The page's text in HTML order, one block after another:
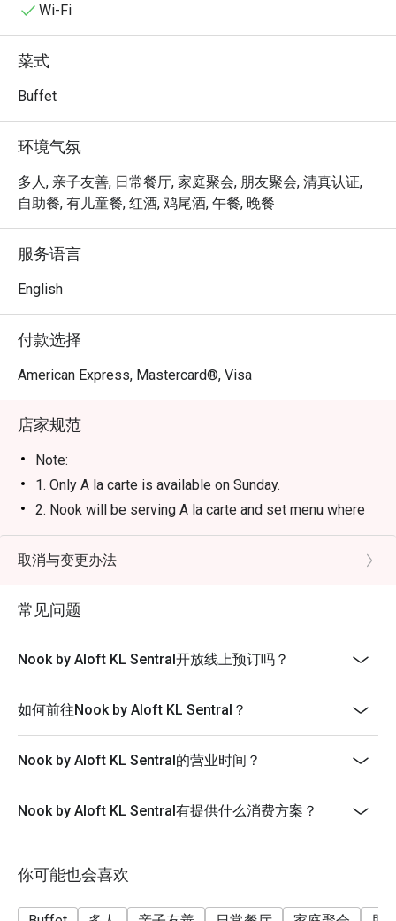
手，从滋滋作响的铁板烧到烤得恰到好处的牛排，为您在
旅。
无论是快食晚餐，或是想在此度过一个悠闲的夜晚，以下
真正的魔力，在于其丰富多样的选择与互动式的餐饮体
验。在盘中堆满新鲜现烤的海鲜，细细品味烹调至完美的
柔嫩牛排，或沉醉于浓郁的咖喱与地道的马来西亚特色料
理。热闹的氛围，加上现场铁板烧与烧烤台的烹饪表演，
祝着多元风味的融合。
🍽️ 精选推荐
鸡丝。
・Nasi Lemak｜香气四溢的椰浆饭，佐以特制叁峇酱、炸
鸡和传统配料。
鲜、现场烹饪台与多国特色料理。
🥤 招牌饮品
・清爽解渴的在地茶饮、热带果汁与无酒精特调。
⭐ Google 评分：4.1 分，来自超过 1,500 则评论
适合充满活力的家庭午餐、下班后的时尚晚餐，或任何想
Wi-Fi
菜式
Buffet
环境气氛
多人, 亲子友善, 日常餐厅, 家庭聚会, 朋友聚会, 清真认证,
自助餐, 有儿童餐, 红酒, 鸡尾酒, 午餐, 晚餐
服务语言
English
付款选择
American Express, Mastercard®, Visa
店家规范
Note:
1. Only A la carte is available on Sunday.
2. Nook will be serving A la carte and set menu where
buffet is not available. Please check with the restaurant
for details.
Only A la carte and Buffets are applicable.
4. All reservations made through the Eatigo portal are
splitting or combining of checks during settlement.
5. Guests should make all edits directly through
Eatigo's website or app, including changing the number
of persons and cancellations. The restaurant will not be
able to edit on behalf of guests.
limited offers, and bookings are on a first-come, first-
served basis. For group bookings, please contact the
7. For bookings of 1 to 5 persons, the restaurant will
collect a minimum of 30% deposit to secure the seats
prior to the dining date. For bookings of 6 persons and
取消与变更办法
常见问题
Nook by Aloft KL Sentral开放线上预订吗？
如何前往Nook by Aloft KL Sentral？
Nook by Aloft KL Sentral的营业时间？
Nook by Aloft KL Sentral有提供什么消费方案？
你可能也会喜欢